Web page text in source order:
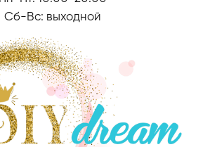
Сб-Вс: выходной